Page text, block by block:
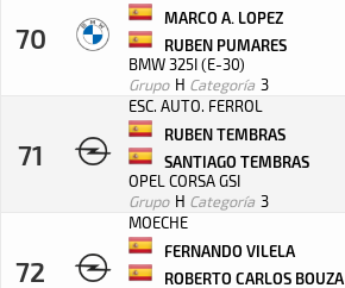
70
MARCO A. LOPEZ
RUBEN PUMARES
BMW 325I (E-30)
Grupo H Categoría 3
71
ESC. AUTO. FERROL
RUBEN TEMBRAS
SANTIAGO TEMBRAS
OPEL CORSA GSI
Grupo H Categoría 3
72
MOECHE
FERNANDO VILELA
ROBERTO CARLOS BOUZA